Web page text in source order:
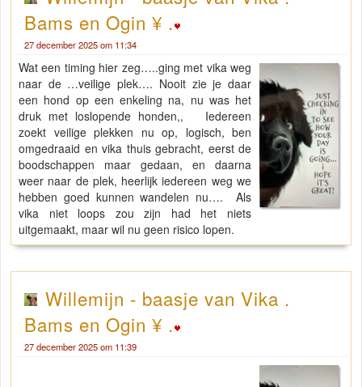
Bams en Ogin ¥ .
27 december 2025 om 11:34
Wat een timing hier zeg…..ging met vika weg
naar de …veilige plek…. Nooit zie je daar
een hond op een enkeling na, nu was het
druk met loslopende honden,, Iedereen
zoekt veilige plekken nu op, logisch, ben
omgedraaid en vika thuis gebracht, eerst de
boodschappen maar gedaan, en daarna
weer naar de plek, heerlijk iedereen weg we
hebben goed kunnen wandelen nu…. Als
vika niet loops zou zijn had het niets
uitgemaakt, maar wil nu geen risico lopen.
Willemijn - baasje van Vika .
Bams en Ogin ¥ .
27 december 2025 om 11:39